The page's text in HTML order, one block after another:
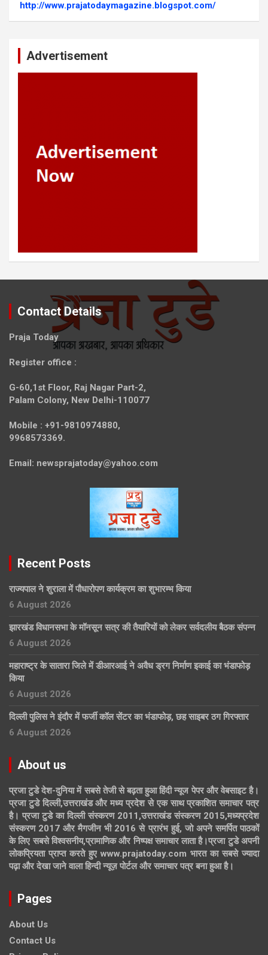
http://www.prajatodaymagazine.blogspot.com/
Advertisement
Contact Details
Praja Today
Register office :
G-60,1st Floor, Raj Nagar Part-2,
Palam Colony, New Delhi-110077
Mobile : +91-9810974880,
9968573369.
Email: newsprajatoday@yahoo.com
Recent Posts
राज्यपाल ने शुराला में पौधारोपण कार्यक्रम का शुभारम्भ किया
6 August 2026
झारखंड विधानसभा के मॉनसून सत्र की तैयारियों को लेकर सर्वदलीय बैठक संपन्न
6 August 2026
महाराष्ट्र के सातारा जिले में डीआरआई ने अवैध ड्रग निर्माण इकाई का भंडाफोड़
किया
6 August 2026
दिल्ली पुलिस ने इंदौर में फर्जी कॉल सेंटर का भंडाफोड़, छह साइबर ठग गिरफ्तार
6 August 2026
About us
प्रजा टुडे देश-दुनिया में सबसे तेजी से बढ़ता हुआ हिंदी न्यूज पेपर और वेबसाइट है।
प्रजा टुडे दिल्ली,उत्तराखंड और मध्य प्रदेश से एक साथ प्रकाशित समाचार पत्र
है। प्रजा टुडे का दिल्ली संस्करण 2011,उत्तराखंड संस्करण 2015,मध्यप्रदेश
संस्करण 2017 और मैगजीन भी 2016 से प्रारंभ हुई, जो अपने समर्पित पाठकों
के लिए सबसे विश्वसनीय,प्रामाणिक और निष्पक्ष समाचार लाता है।प्रजा टुडे अपनी
लोकप्रियता प्राप्त करते हुए www.prajatoday.com भारत का सबसे ज्यादा
पढ़ा और देखा जाने वाला हिन्दी न्यूज़ पोर्टल और समाचार पत्र बना हुआ है।
Pages
About Us
Contact Us